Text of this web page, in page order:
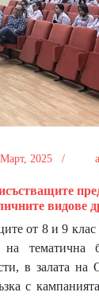
2025 /
видове
от 8 и 9
тематична
в залата
с